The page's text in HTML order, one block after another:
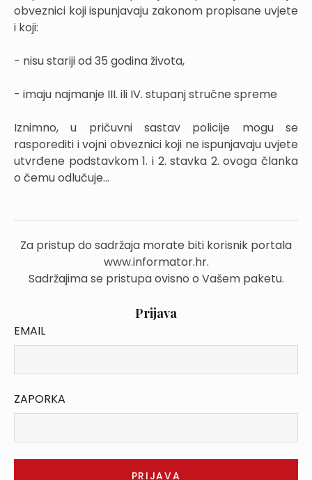
obveznici koji ispunjavaju zakonom propisane uvjete
i koji:
- nisu stariji od 35 godina života,
- imaju najmanje III. ili IV. stupanj stručne spreme
Iznimno, u pričuvni sastav policije mogu se
rasporediti i vojni obveznici koji ne ispunjavaju uvjete
utvrđene podstavkom 1. i 2. stavka 2. ovoga članka
o čemu odlučuje...
Za pristup do sadržaja morate biti korisnik portala
www.informator.hr.
Sadržajima se pristupa ovisno o Vašem paketu.
Prijava
EMAIL
ZAPORKA